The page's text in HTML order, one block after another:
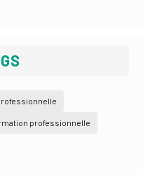
professionnelle